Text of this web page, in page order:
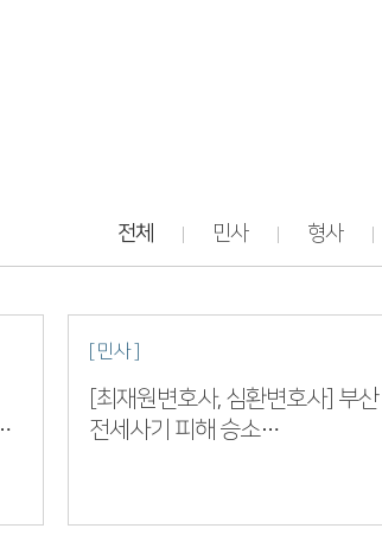
전체 민사 형사
위반
[ 민사 ]
[최재원변호사, 심환변호사] 부산
전세사기 피해 승소